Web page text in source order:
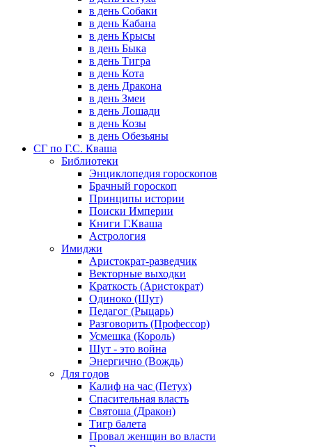
в день Собаки
в день Кабана
в день Крысы
в день Быка
в день Тигра
в день Кота
в день Дракона
в день Змеи
в день Лошади
в день Козы
в день Обезьяны
СГ по Г.С. Кваша
Библиотеки
Энциклопедия гороскопов
Брачный гороскоп
Принципы истории
Поиски Империи
Книги Г.Кваша
Астрология
Имиджи
Аристократ-разведчик
Векторные выходки
Краткость (Аристократ)
Одиноко (Шут)
Педагог (Рыцарь)
Разговорить (Профессор)
Усмешка (Король)
Шут - это война
Энергично (Вождь)
Для годов
Калиф на час (Петух)
Спасительная власть
Святоша (Дракон)
Тигр балета
Провал женщин во власти